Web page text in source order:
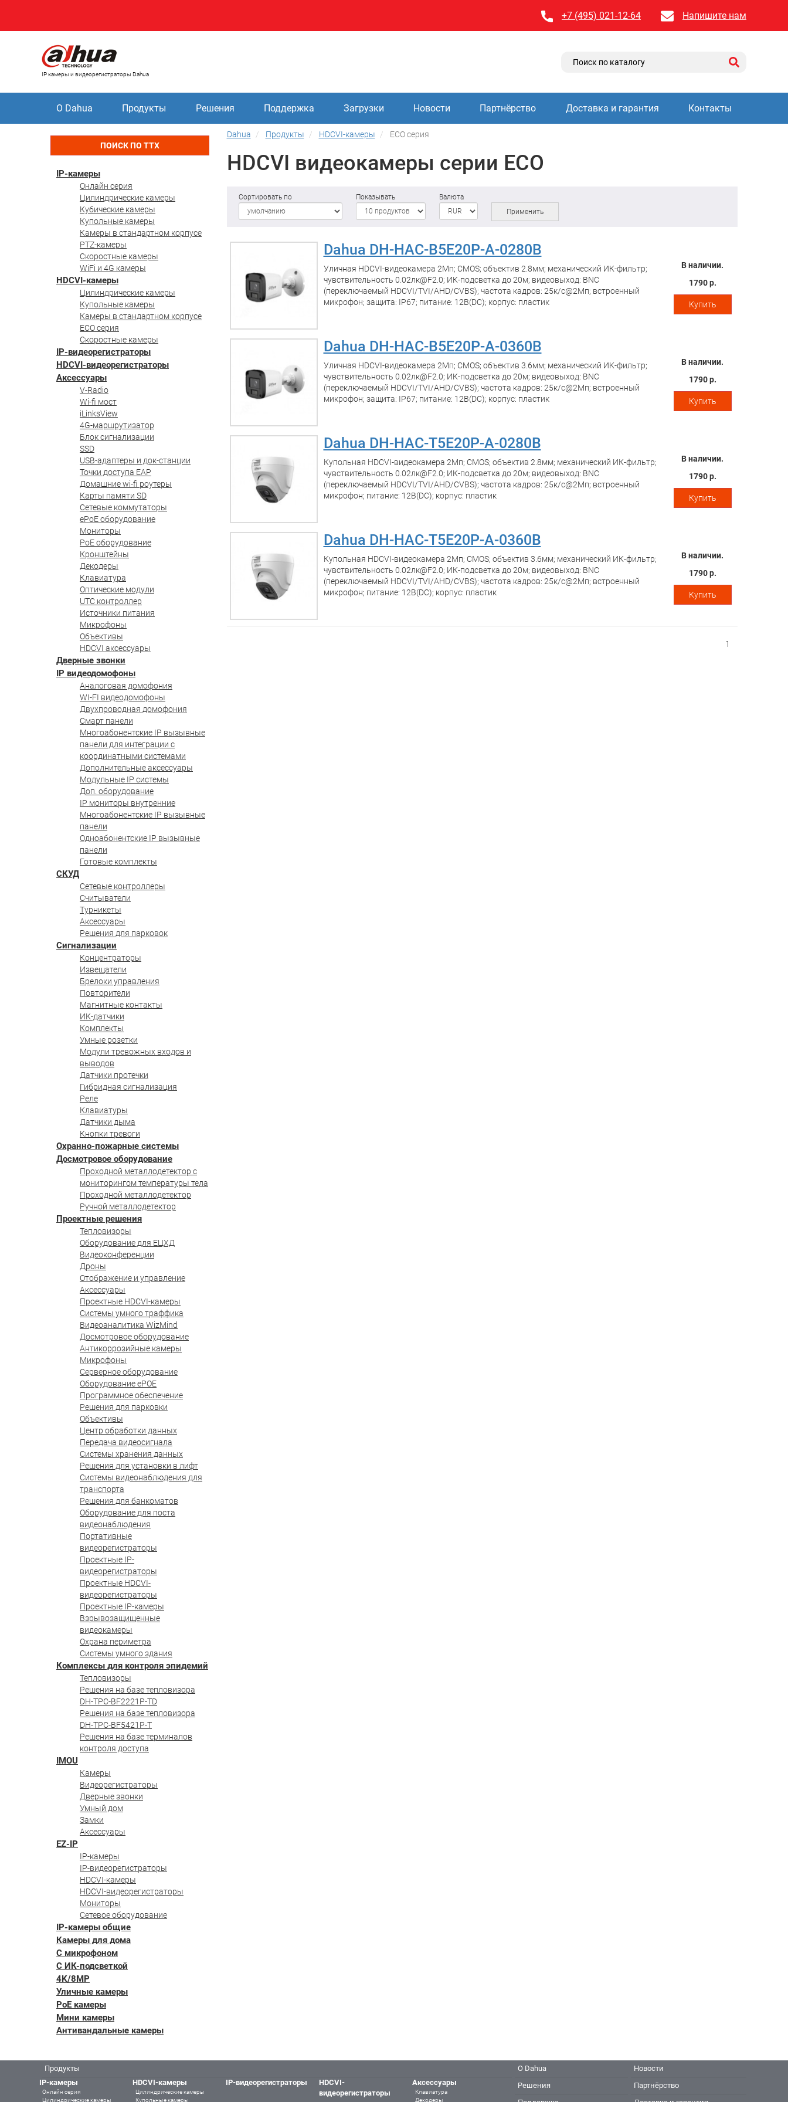
+7 (495) 021-12-64 Напишите нам
IP камеры и видеорегистраторы Dahua
О Dahua Продукты Решения Поддержка Загрузки Новости Партнёрство Доставка и гарантия Контакты
ПОИСК ПО ТТХ
IP-камеры
Онлайн серия
Цилиндрические камеры
Кубические камеры
Купольные камеры
Камеры в стандартном корпусе
PTZ-камеры
Скоростные камеры
WiFi и 4G камеры
HDCVI-камеры
Цилиндрические камеры
Купольные камеры
Камеры в стандартном корпусе
ECO серия
Скоростные камеры
IP-видеорегистраторы
HDCVI-видеорегистраторы
Аксессуары
V-Radio
Wi-fi мост
iLinksView
4G-маршрутизатор
Блок сигнализации
SSD
USB-адаптеры и док-станции
Точки доступа EAP
Домашние wi-fi роутеры
Карты памяти SD
Сетевые коммутаторы
ePoE оборудование
Мониторы
PoE оборудование
Кронштейны
Декодеры
Клавиатура
Оптические модули
UTC контроллер
Источники питания
Микрофоны
Объективы
HDCVI аксессуары
Дверные звонки
IP видеодомофоны
Аналоговая домофония
WI-FI видеодомофоны
Двухпроводная домофония
Смарт панели
Многоабонентские IP вызывные
панели для интеграции с
координатными системами
Дополнительные аксессуары
Модульные IP системы
Доп. оборудование
IP мониторы внутренние
Многоабонентские IP вызывные
панели
Одноабонентские IP вызывные
панели
Готовые комплекты
СКУД
Сетевые контроллеры
Считыватели
Турникеты
Аксессуары
Решения для парковок
Сигнализации
Концентраторы
Извещатели
Брелоки управления
Повторители
Магнитные контакты
ИК-датчики
Комплекты
Умные розетки
Модули тревожных входов и
выводов
Датчики протечки
Гибридная сигнализация
Реле
Клавиатуры
Датчики дыма
Кнопки тревоги
Охранно-пожарные системы
Досмотровое оборудование
Проходной металлодетектор с
мониторингом температуры тела
Проходной металлодетектор
Ручной металлодетектор
Проектные решения
Тепловизоры
Оборудование для ЕЦХД
Видеоконференции
Дроны
Отображение и управление
Аксессуары
Проектные HDCVI-камеры
Системы умного траффика
Видеоаналитика WizMind
Досмотровое оборудование
Антикоррозийные камеры
Микрофоны
Серверное оборудование
Оборудование ePOE
Программное обеспечение
Решения для парковки
Объективы
Центр обработки данных
Передача видеосигнала
Системы хранения данных
Решения для установки в лифт
Системы видеонаблюдения для
транспорта
Решения для банкоматов
Оборудование для поста
видеонаблюдения
Портативные
видеорегистраторы
Проектные IP-
видеорегистраторы
Проектные HDCVI-
видеорегистраторы
Проектные IP-камеры
Взрывозащищенные
видеокамеры
Охрана периметра
Системы умного здания
Комплексы для контроля эпидемий
Тепловизоры
Решения на базе тепловизора
DH-TPC-BF2221P-TD
Решения на базе тепловизора
DH-TPC-BF5421P-T
Решения на базе терминалов
контроля доступа
IMOU
Камеры
Видеорегистраторы
Дверные звонки
Умный дом
Замки
Аксессуары
EZ-IP
IP-камеры
IP-видеорегистраторы
HDCVI-камеры
HDCVI-видеорегистраторы
Мониторы
Сетевое оборудование
IP-камеры общие
Камеры для дома
С микрофоном
С ИК-подсветкой
4K/8MP
Уличные камеры
PoE камеры
Мини камеры
Антивандальные камеры
Dahua Продукты HDCVI-камеры ECO серия
HDCVI видеокамеры серии ECO
Сортировать по Показывать
Валюта
Применить
Dahua DH-HAC-B5E20P-A-0280B
Уличная HDCVI-видеокамера 2Мп; CMOS; объектив 2.8мм; механический ИК-фильтр;
чувствительность 0.02лк@F2.0; ИК-подсветка до 20м; видеовыход: BNC
(переключаемый HDCVI/TVI/AHD/CVBS); частота кадров: 25к/c@2Мп; встроенный
микрофон; защита: IP67; питание: 12В(DC); корпус: пластик
В наличии.
1790 р.
Купить
Dahua DH-HAC-B5E20P-A-0360B
Уличная HDCVI-видеокамера 2Мп; CMOS; объектив 3.6мм; механический ИК-фильтр;
чувствительность 0.02лк@F2.0; ИК-подсветка до 20м; видеовыход: BNC
(переключаемый HDCVI/TVI/AHD/CVBS); частота кадров: 25к/c@2Мп; встроенный
микрофон; защита: IP67; питание: 12В(DC); корпус: пластик
В наличии.
1790 р.
Купить
Dahua DH-HAC-T5E20P-A-0280B
Купольная HDCVI-видеокамера 2Мп; CMOS; объектив 2.8мм; механический ИК-фильтр;
чувствительность 0.02лк@F2.0; ИК-подсветка до 20м; видеовыход: BNC
(переключаемый HDCVI/TVI/AHD/CVBS); частота кадров: 25к/c@2Мп; встроенный
микрофон; питание: 12В(DC); корпус: пластик
В наличии.
1790 р.
Купить
Dahua DH-HAC-T5E20P-A-0360B
Купольная HDCVI-видеокамера 2Мп; CMOS; объектив 3.6мм; механический ИК-фильтр;
чувствительность 0.02лк@F2.0; ИК-подсветка до 20м; видеовыход: BNC
(переключаемый HDCVI/TVI/AHD/CVBS); частота кадров: 25к/c@2Мп; встроенный
микрофон; питание: 12В(DC); корпус: пластик
В наличии.
1790 р.
Купить
1
Продукты
IP-камеры
Онлайн серия
Цилиндрические камеры
HDCVI-камеры
Цилиндрические камеры
Купольные камеры
IP-видеорегистраторы
HDCVI-
видеорегистраторы
Аксессуары
Клавиатура
Декодеры
О Dahua
Решения
Новости
Партнёрство